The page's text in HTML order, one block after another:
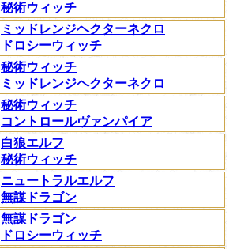
秘術ウィッチ
ミッドレンジヘクターネクロ
ドロシーウィッチ
秘術ウィッチ
ミッドレンジヘクターネクロ
秘術ウィッチ
コントロールヴァンパイア
白狼エルフ
秘術ウィッチ
ニュートラルエルフ
無謀ドラゴン
無謀ドラゴン
ドロシーウィッチ